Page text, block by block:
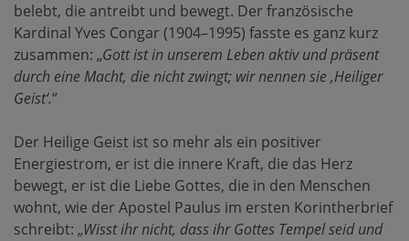
belebt, die antreibt und bewegt. Der französische
Kardinal Yves Congar (1904–1995) fasste es ganz kurz
zusammen: „Gott ist in unserem Leben aktiv und präsent
durch eine Macht, die nicht zwingt; wir nennen sie ‚Heiliger
Geist‘.“
Der Heilige Geist ist so mehr als ein positiver
Energiestrom, er ist die innere Kraft, die das Herz
bewegt, er ist die Liebe Gottes, die in den Menschen
wohnt, wie der Apostel Paulus im ersten Korintherbrief
schreibt: „Wisst ihr nicht, dass ihr Gottes Tempel seid und